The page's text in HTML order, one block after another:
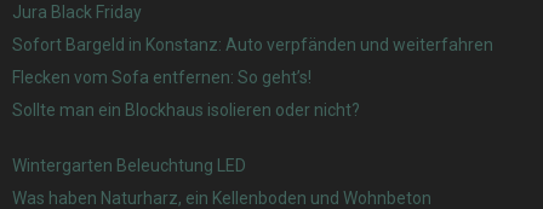
Jura Black Friday
Sofort Bargeld in Konstanz: Auto verpfänden und weiterfahren
Flecken vom Sofa entfernen: So geht’s!
Sollte man ein Blockhaus isolieren oder nicht?
Wintergarten Beleuchtung LED
Was haben Naturharz, ein Kellenboden und Wohnbeton